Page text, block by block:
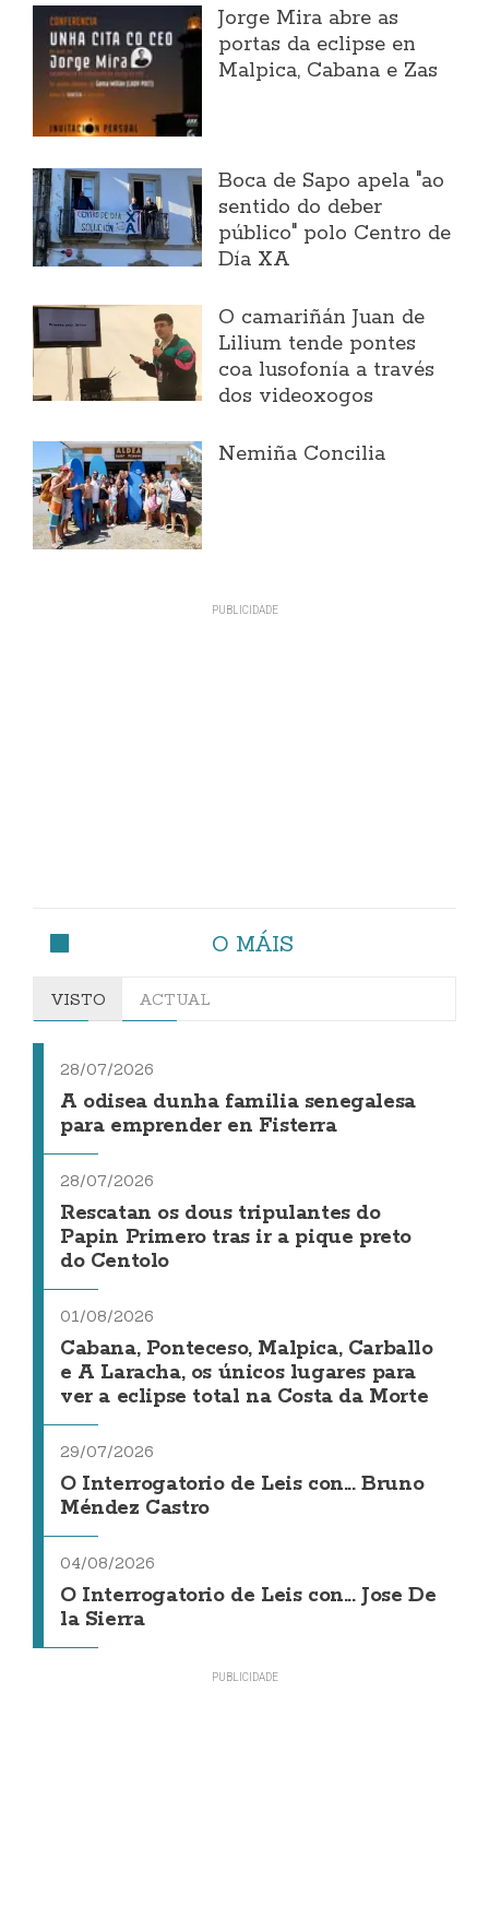
Jorge Mira abre as
portas da eclipse en
Malpica, Cabana e Zas
Boca de Sapo apela "ao
sentido do deber
público" polo Centro de
Día XA
O camariñán Juan de
Lilium tende pontes
coa lusofonía a través
dos videoxogos
Nemiña Concilia
O MÁIS
VISTO ACTUAL
28/07/2026
A odisea dunha familia senegalesa
para emprender en Fisterra
28/07/2026
Rescatan os dous tripulantes do
Papin Primero tras ir a pique preto
do Centolo
01/08/2026
Cabana, Ponteceso, Malpica, Carballo
e A Laracha, os únicos lugares para
ver a eclipse total na Costa da Morte
29/07/2026
O Interrogatorio de Leis con... Bruno
Méndez Castro
04/08/2026
O Interrogatorio de Leis con... Jose De
la Sierra